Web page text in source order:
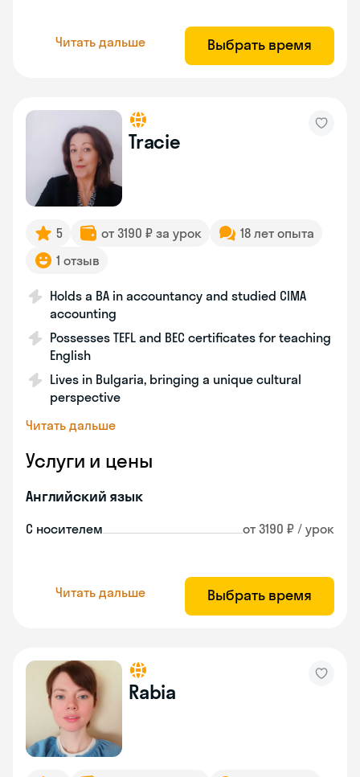
Читать дальше Выбрать время
Tracie
5 от 3190 ₽ за урок
18 лет опыта
1 отзыв
Holds a BA in accountancy and studied CIMA
accounting
Possesses TEFL and BEC certificates for teaching
English
Lives in Bulgaria, bringing a unique cultural
perspective
Читать дальше
Услуги и цены
Английский язык
С носителем от 3190 ₽ / урок
Читать дальше Выбрать время
Rabia